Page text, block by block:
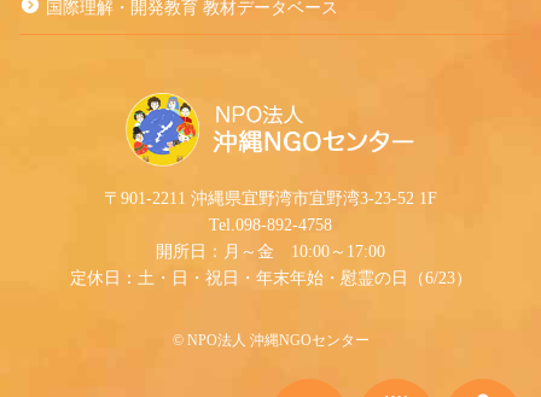
国際理解・開発教育 教材データベース
〒901-2211 沖縄県宜野湾市宜野湾3-23-52 1F
Tel.098-892-4758
開所日：月～金 10:00～17:00
定休日：土・日・祝日・年末年始・慰霊の日（6/23）
©︎ NPO法人 沖縄NGOセンター